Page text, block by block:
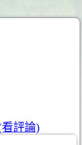
評論)